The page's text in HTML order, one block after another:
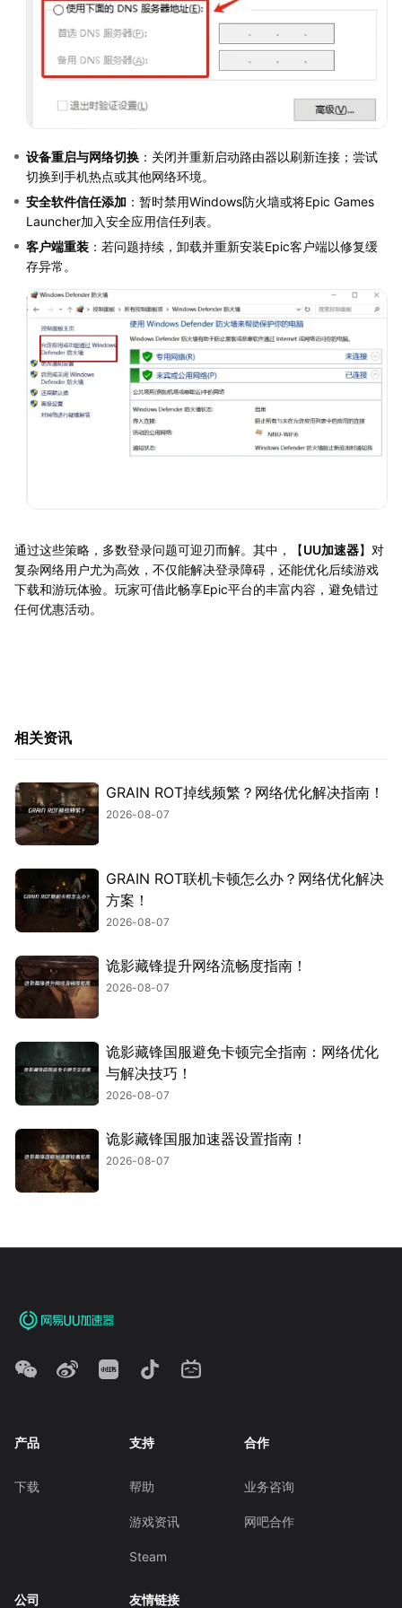
设备重启与网络切换 ：关闭并重新启动路由器以刷新连接；尝试
切换到手机热点或其他网络环境。
安全软件信任添加 ：暂时禁用Windows防火墙或将Epic Games
Launcher加入安全应用信任列表。
客户端重装 ：若问题持续，卸载并重新安装Epic客户端以修复缓
存异常。
通过这些策略，多数登录问题可迎刃而解。其中，【UU加速器】对
复杂网络用户尤为高效，不仅能解决登录障碍，还能优化后续游戏
下载和游玩体验。玩家可借此畅享Epic平台的丰富内容，避免错过
任何优惠活动。
相关资讯
GRAIN ROT掉线频繁？网络优化解决指南！
2026-08-07
GRAIN ROT联机卡顿怎么办？网络优化解决
方案！
2026-08-07
诡影藏锋提升网络流畅度指南！
2026-08-07
诡影藏锋国服避免卡顿完全指南：网络优化
与解决技巧！
2026-08-07
诡影藏锋国服加速器设置指南！
2026-08-07
产品
下载
支持
帮助
游戏资讯
Steam
合作
业务咨询
网吧合作
公司 友情链接